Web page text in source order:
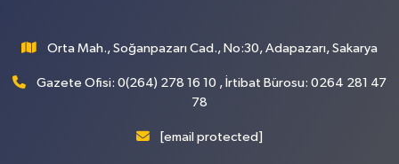
Orta Mah., Soğanpazarı Cad., No:30, Adapazarı, Sakarya
Gazete Ofisi: 0(264) 278 16 10 , İrtibat Bürosu: 0264 281 47
78
[email protected]